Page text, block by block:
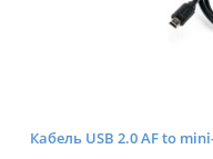
Кабель USB 2.0 AF to